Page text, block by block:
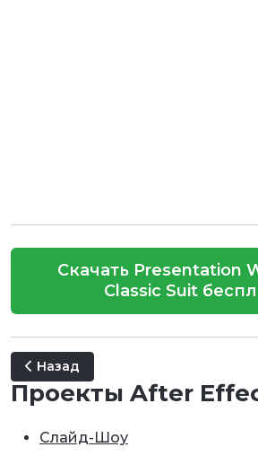
Скачать Presentation
Classic Suit
Предыдущий: Presentation With
Назад
Проекты After
Слайд-Шоу